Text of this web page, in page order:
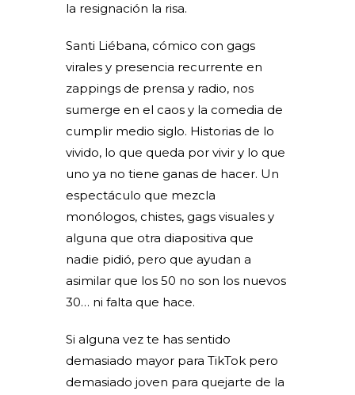
la resignación la risa.
Santi Liébana, cómico con gags
virales y presencia recurrente en
zappings de prensa y radio, nos
sumerge en el caos y la comedia de
cumplir medio siglo. Historias de lo
vivido, lo que queda por vivir y lo que
uno ya no tiene ganas de hacer. Un
espectáculo que mezcla
monólogos, chistes, gags visuales y
alguna que otra diapositiva que
nadie pidió, pero que ayudan a
asimilar que los 50 no son los nuevos
30… ni falta que hace.
Si alguna vez te has sentido
demasiado mayor para TikTok pero
demasiado joven para quejarte de la